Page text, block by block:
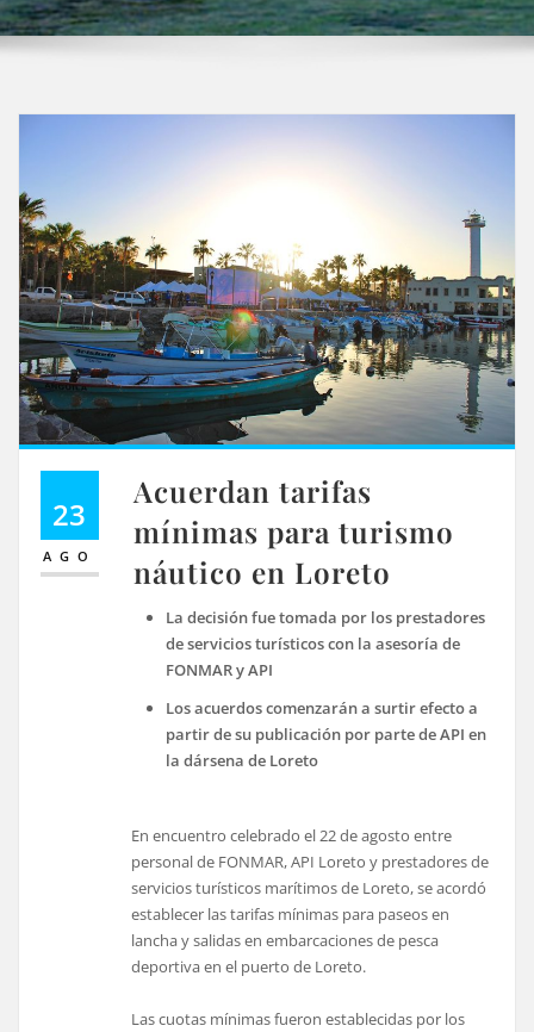
23
AGO
Acuerdan tarifas
mínimas para turismo
náutico en Loreto
La decisión fue tomada por los prestadores
de servicios turísticos con la asesoría de
FONMAR y API
Los acuerdos comenzarán a surtir efecto a
partir de su publicación por parte de API en
la dársena de Loreto
En encuentro celebrado el 22 de agosto entre
personal de FONMAR, API Loreto y prestadores de
servicios turísticos marítimos de Loreto, se acordó
establecer las tarifas mínimas para paseos en
lancha y salidas en embarcaciones de pesca
deportiva en el puerto de Loreto.
Las cuotas mínimas fueron establecidas por los